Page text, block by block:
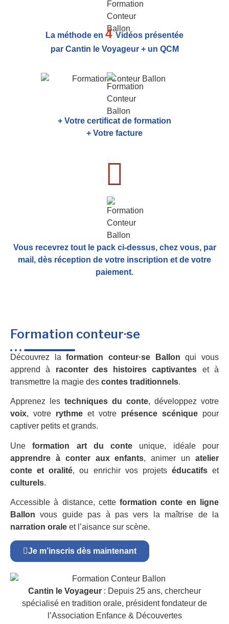
La méthode en 4Vidéos présentée
par Cantin le Voyageur + un QCM
+ Votre certificat de formation
+ Votre facture
Vous recevrez tout le pack ci-dessus, chez vous, par
mail, dès réception de votre inscription et de votre
paiement.
Formation conteur·se
Découvrez laformation conteur·se Ballon qui vous
apprend à raconter des histoires captivantes et à
transmettre la magie des contes traditionnels.
Apprenez les techniques du conte, développez votre
voix, votre rythme et votre présence scénique pour
captiver petits et grands.
Uneformation art du conte unique, idéale pour
apprendre à conter aux enfants, animer unatelier
conte et oralité, ou enrichir vos projets éducatifset
culturels.
Accessible à distance, cetteformation conte en ligne
Ballon vous guide pas à pas vers la maîtrise de la
narration orale et l’aisance sur scène.
Je m’inscris dès maintenant
Cantin le Voyageur : Depuis 25 ans, chercheur
spécialisé en tradition orale, président fondateur de
l’Association Enfance & Découvertes